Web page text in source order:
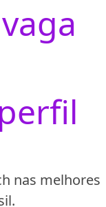
nas melhores